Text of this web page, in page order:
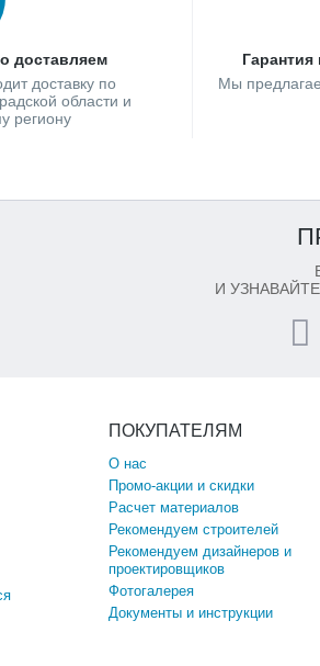
доставляем
доставку по
области и
региону
Мы
И
ПОКУПАТЕЛЯМ
О нас
Промо-акции и скидки
Расчет материалов
Рекомендуем строителей
Рекомендуем дизайнеров и
проектировщиков
Фотогалерея
Документы и инструкции